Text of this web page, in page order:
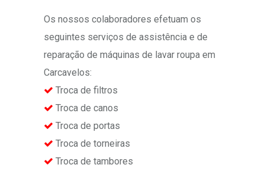
Os nossos colaboradores efetuam os
seguintes serviços de assistência e de
reparação de máquinas de lavar roupa em
Carcavelos:
Troca de filtros
Troca de canos
Troca de portas
Troca de torneiras
Troca de tambores